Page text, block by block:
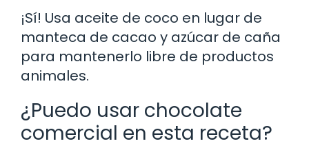
¡Sí! Usa aceite de coco en lugar de
manteca de cacao y azúcar de caña
para mantenerlo libre de productos
animales.
¿Puedo usar chocolate
comercial en esta receta?